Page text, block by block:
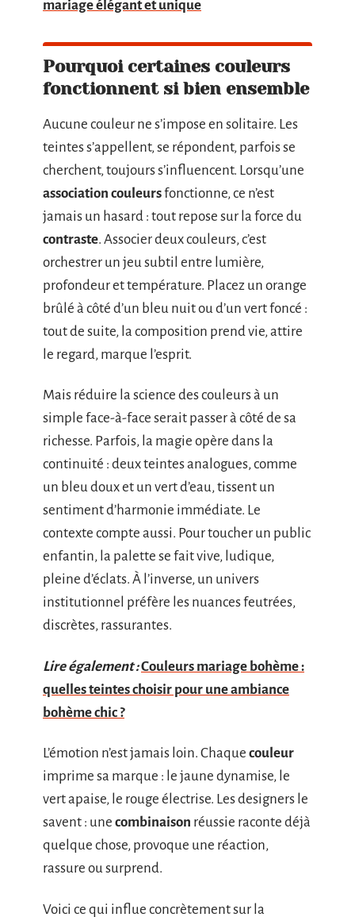
mariage élégant et unique
Pourquoi certaines couleurs
fonctionnent si bien ensemble
Aucune couleur ne s’impose en solitaire. Les
teintes s’appellent, se répondent, parfois se
cherchent, toujours s’influencent. Lorsqu’une
association couleursfonctionne, ce n’est
jamais un hasard : tout repose sur la force du
contraste. Associer deux couleurs, c’est
orchestrer un jeu subtil entre lumière,
profondeur et température. Placez un orange
brûlé à côté d’un bleu nuit ou d’un vert foncé :
tout de suite, la composition prend vie, attire
le regard, marque l’esprit.
Mais réduire la science des couleurs à un
simple face-à-face serait passer à côté de sa
richesse. Parfois, la magie opère dans la
continuité : deux teintes analogues, comme
un bleu doux et un vert d’eau, tissent un
sentiment d’harmonie immédiate. Le
contexte compte aussi. Pour toucher un public
enfantin, la palette se fait vive, ludique,
pleine d’éclats. À l’inverse, un univers
institutionnel préfère les nuances feutrées,
discrètes, rassurantes.
Lire également :Couleurs mariage bohème :
quelles teintes choisir pour une ambiance
bohème chic ?
L’émotion n’est jamais loin. Chaque couleur
imprime sa marque : le jaune dynamise, le
vert apaise, le rouge électrise. Les designers le
savent : une combinaison réussie raconte déjà
quelque chose, provoque une réaction,
rassure ou surprend.
Voici ce qui influe concrètement sur la